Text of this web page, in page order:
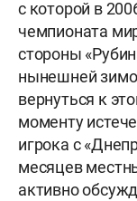
с которой в
чемпионата
стороны
нынешней
вернуться к
моменту
игрока с
месяцев
активно